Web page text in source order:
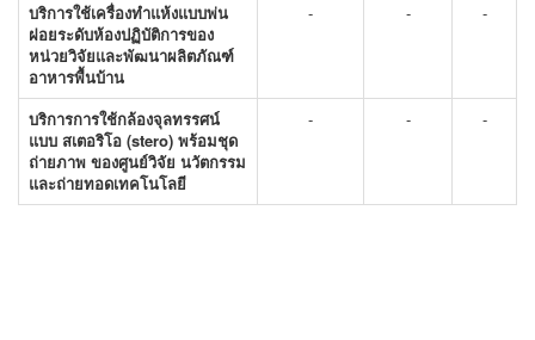
บริการใช้เครื่องทำแห้งแบบพ่น
ฝอยระดับห้องปฏิบัติการของ
หน่วยวิจัยและพัฒนาผลิตภัณฑ์
อาหารพื้นบ้าน
- - -
บริการการใช้กล้องจุลทรรศน์
แบบ สเตอริโอ (stero) พร้อมชุด
ถ่ายภาพ ของศูนย์วิจัย นวัตกรรม
และถ่ายทอดเทคโนโลยี
- - -